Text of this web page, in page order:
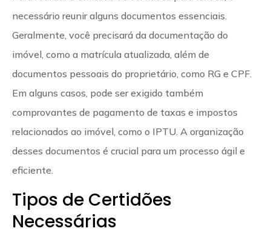
necessário reunir alguns documentos essenciais.
Geralmente, você precisará da documentação do
imóvel, como a matrícula atualizada, além de
documentos pessoais do proprietário, como RG e CPF.
Em alguns casos, pode ser exigido também
comprovantes de pagamento de taxas e impostos
relacionados ao imóvel, como o IPTU. A organização
desses documentos é crucial para um processo ágil e
eficiente.
Tipos de Certidões
Necessárias